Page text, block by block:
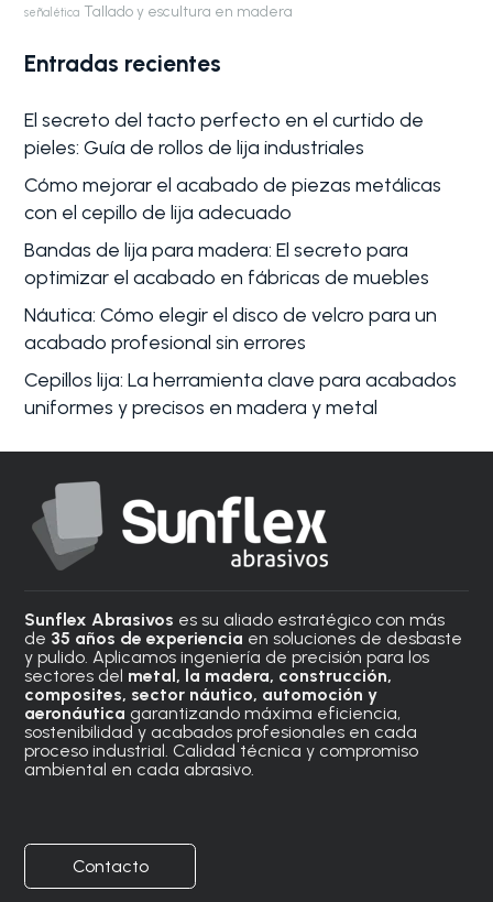
señalética Tallado y escultura en madera
Entradas recientes
El secreto del tacto perfecto en el curtido de
pieles: Guía de rollos de lija industriales
Cómo mejorar el acabado de piezas metálicas
con el cepillo de lija adecuado
Bandas de lija para madera: El secreto para
optimizar el acabado en fábricas de muebles
Náutica: Cómo elegir el disco de velcro para un
acabado profesional sin errores
Cepillos lija: La herramienta clave para acabados
uniformes y precisos en madera y metal
Sunflex Abrasivos es su aliado estratégico con más
de 35 años de experiencia en soluciones de desbaste
y pulido. Aplicamos ingeniería de precisión para los
sectores del metal, la madera, construcción,
composites, sector náutico, automoción y
aeronáutica garantizando máxima eficiencia,
sostenibilidad y acabados profesionales en cada
proceso industrial. Calidad técnica y compromiso
ambiental en cada abrasivo.
Contacto